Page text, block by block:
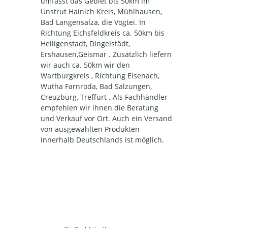
Unstrut Hainich Kreis, Mühlhausen,
Bad Langensalza, die Vogtei. In
Richtung Eichsfeldkreis ca. 50km bis
Heiligenstadt, Dingelstädt,
Ershausen,Geismar . Zusätzlich liefern
wir auch ca. 50km wir den
Wartburgkreis , Richtung Eisenach,
Wutha Farnroda, Bad Salzungen,
Creuzburg, Treffurt . Als Fachhändler
empfehlen wir ihnen die Beratung
und Verkauf vor Ort. Auch ein Versand
von ausgewählten Produkten
innerhalb Deutschlands ist möglich.